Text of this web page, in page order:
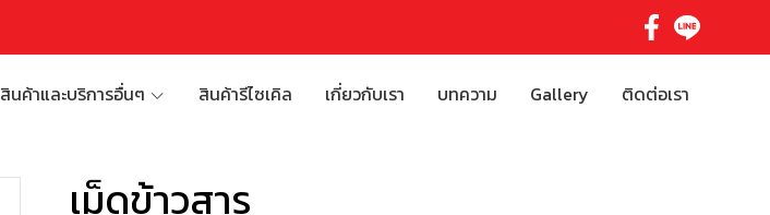
สินค้าและบริการอื่นๆ สินค้ารีไซเคิล เกี่ยวกับเรา บทความ Gallery ติดต่อเรา
เม็ดข้าวสาร